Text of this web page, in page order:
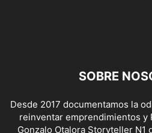
SOBRE
Desde 2017 documentamos la
reinventar emprendimientos y
Gonzalo Otalora Storyteller N1